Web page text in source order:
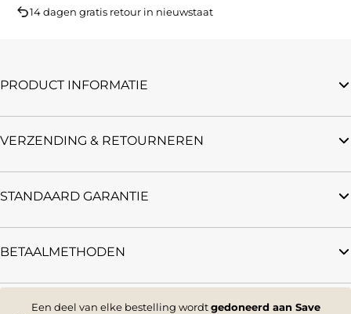
14 dagen gratis retour in nieuwstaat
PRODUCT INFORMATIE
VERZENDING & RETOURNEREN
STANDAARD GARANTIE
BETAALMETHODEN
Een deel van elke bestelling wordtgedoneerd aan Save